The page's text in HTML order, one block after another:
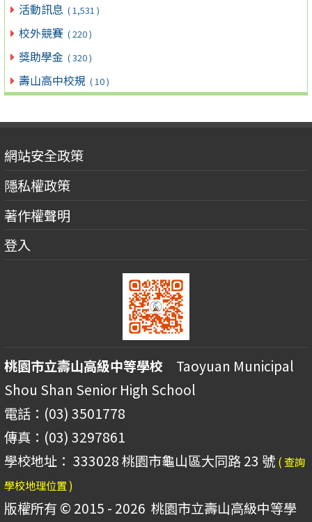
活動訊息 ( 1,531 )
校外競賽 ( 220 )
獎助學金 ( 320 )
壽山高中校規 ( 10 )
網站安全政策
隱私權政策
著作權聲明
登入
桃園市立壽山高級中等學校 Taoyuan Municipal
Shou Shan Senior High School
電話：(03) 3501778
傳真：(03) 3297861
學校地址： 333028 桃園市龜山區大同路 23 號 ( 查詢
學校地理位置 )
版權所有 © 2015 - 2026 桃園市立壽山高級中等學